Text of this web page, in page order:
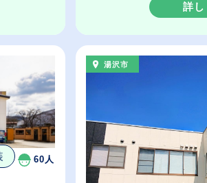
詳し
60人
湯沢市